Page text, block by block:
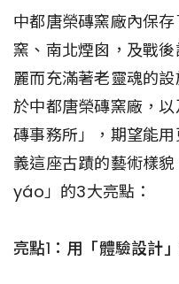
中都唐榮磚窯廠內保
窯、南北煙囪，及戰
麗而充滿著老靈魂的
於中都唐榮磚窯廠，
磚事務所」，期望能
義這座古蹟的藝術樣
yáo」的3大亮點：
亮點1：用「體驗設計